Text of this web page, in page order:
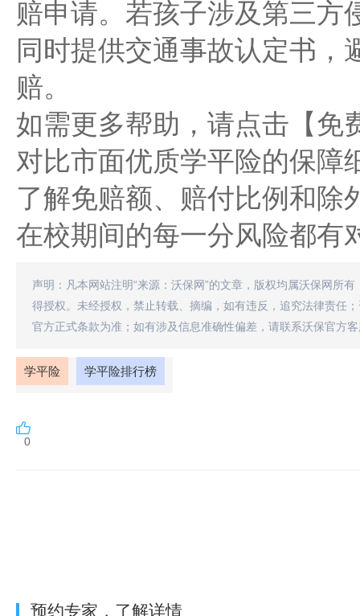
赔申请。若孩子涉及第三方
同时提供交通事故认定书，
赔。
如需更多帮助，请点击【免
对比市面优质学平险的保障
了解免赔额、赔付比例和除
在校期间的每一分风险都有
声明：凡本网站注明“来源：沃保网”的文章，版权均属沃保网所
得授权。未经授权，禁止转载、摘编，如有违反，追究法律责任
官方正式条款为准；如有涉及信息准确性偏差，请联系沃保官方
学平险 学平险排行榜
0
预约专家，了解详情